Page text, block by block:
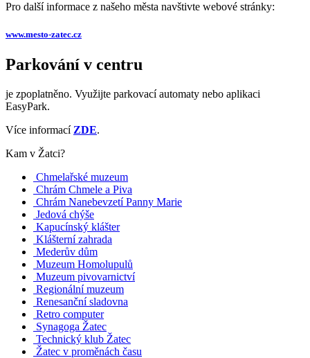
Pro další informace z našeho města navštivte webové stránky:
www.mesto-zatec.cz
Parkování v centru
je zpoplatněno. Využijte parkovací automaty nebo aplikaci
EasyPark.
Více informací ZDE.
Kam v Žatci?
Chmelařské muzeum
Chrám Chmele a Piva
Chrám Nanebevzetí Panny Marie
Jedová chýše
Kapucínský klášter
Klášterní zahrada
Mederův dům
Muzeum Homolupulů
Muzeum pivovarnictví
Regionální muzeum
Renesanční sladovna
Retro computer
Synagoga Žatec
Technický klub Žatec
Žatec v proměnách času